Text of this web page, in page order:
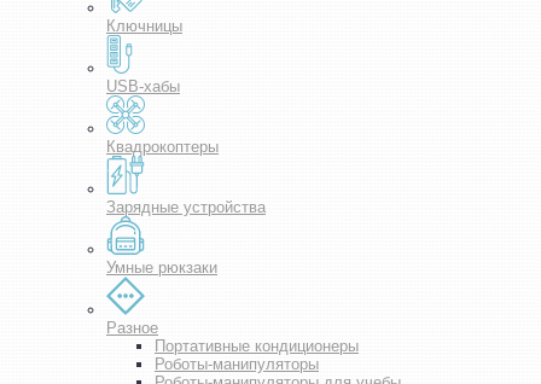
Ключницы
USB-хабы
Квадрокоптеры
Зарядные устройства
Умные рюкзаки
Разное
Портативные кондиционеры
Роботы-манипуляторы